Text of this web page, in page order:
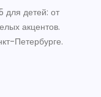
для детей: от
акцентов.
Петербурге.